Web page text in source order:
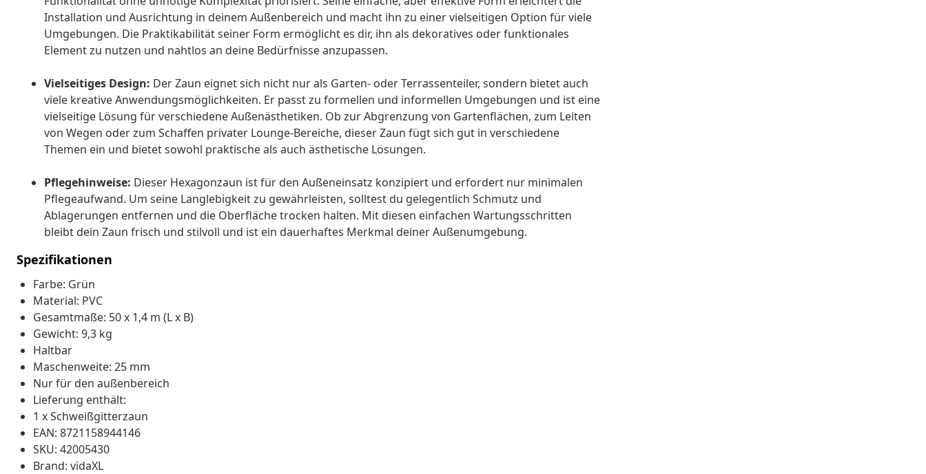
Installation und Ausrichtung in deinem Außenbereich und macht ihn zu einer vielseitigen Option für viele
Umgebungen. Die Praktikabilität seiner Form ermöglicht es dir, ihn als dekoratives oder funktionales
Element zu nutzen und nahtlos an deine Bedürfnisse anzupassen.
Vielseitiges Design: Der Zaun eignet sich nicht nur als Garten- oder Terrassenteiler, sondern bietet auch
viele kreative Anwendungsmöglichkeiten. Er passt zu formellen und informellen Umgebungen und ist eine
vielseitige Lösung für verschiedene Außenästhetiken. Ob zur Abgrenzung von Gartenflächen, zum Leiten
von Wegen oder zum Schaffen privater Lounge-Bereiche, dieser Zaun fügt sich gut in verschiedene
Themen ein und bietet sowohl praktische als auch ästhetische Lösungen.
Pflegehinweise: Dieser Hexagonzaun ist für den Außeneinsatz konzipiert und erfordert nur minimalen
Pflegeaufwand. Um seine Langlebigkeit zu gewährleisten, solltest du gelegentlich Schmutz und
Ablagerungen entfernen und die Oberfläche trocken halten. Mit diesen einfachen Wartungsschritten
bleibt dein Zaun frisch und stilvoll und ist ein dauerhaftes Merkmal deiner Außenumgebung.
Spezifikationen
Farbe: Grün
Material: PVC
Gesamtmaße: 50 x 1,4 m (L x B)
Gewicht: 9,3 kg
Haltbar
Maschenweite: 25 mm
Nur für den außenbereich
Lieferung enthält:
1 x Schweißgitterzaun
EAN: 8721158944146
SKU: 42005430
Brand: vidaXL